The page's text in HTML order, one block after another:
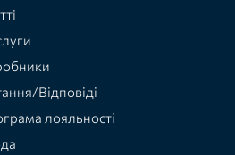
Відповіді
лояльності